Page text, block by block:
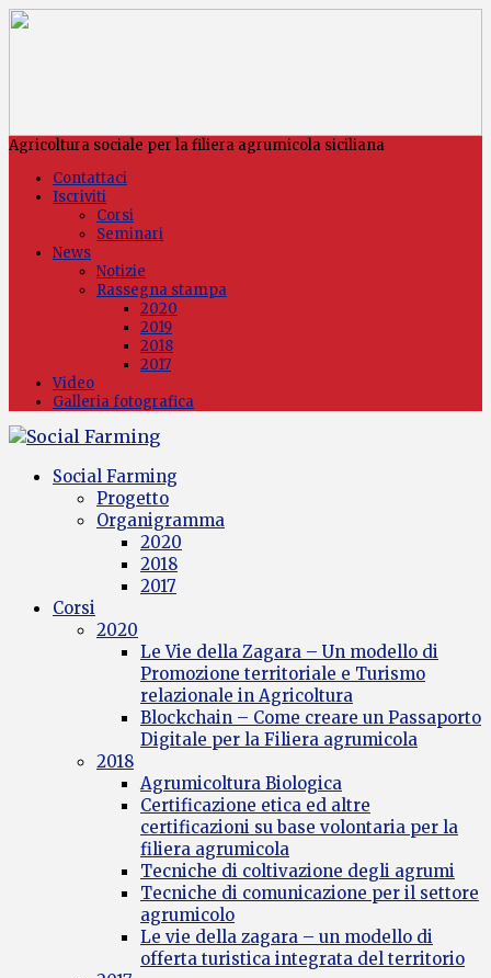
Agricoltura sociale per la filiera agrumicola siciliana
Contattaci
Iscriviti
Corsi
Seminari
News
Notizie
Rassegna stampa
2020
2019
2018
2017
Video
Galleria fotografica
Social Farming
Progetto
Organigramma
2020
2018
2017
Corsi
2020
Le Vie della Zagara – Un modello di
Promozione territoriale e Turismo
relazionale in Agricoltura
Blockchain – Come creare un Passaporto
Digitale per la Filiera agrumicola
2018
Agrumicoltura Biologica
Certificazione etica ed altre
certificazioni su base volontaria per la
filiera agrumicola
Tecniche di coltivazione degli agrumi
Tecniche di comunicazione per il settore
agrumicolo
Le vie della zagara – un modello di
offerta turistica integrata del territorio